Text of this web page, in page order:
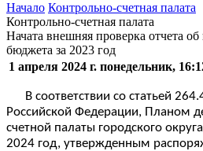
Начало Контрольно-счетная палата
Контрольно-счетная палата
Начата внешняя проверка отчета
бюджета за 2023 год
1 апреля 2024 г. понедельник,
В соответствии со статьей
Российской Федерации, Планом
счетной палаты городского
2024 год, утвержденным